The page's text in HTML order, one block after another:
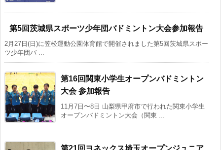
第5回茨城県スポーツ少年団バドミントン大会参加報告
2月27日(日)に笠松運動公園体育館で開催されました第5回茨城県スポー
ツ少年団バ ...
第16回関東小学生オープンバドミントン
大会 参加報告
11月7日〜8日 山梨県甲府市で行われた関東小学生
オープンバドミントン大会（関東 ...